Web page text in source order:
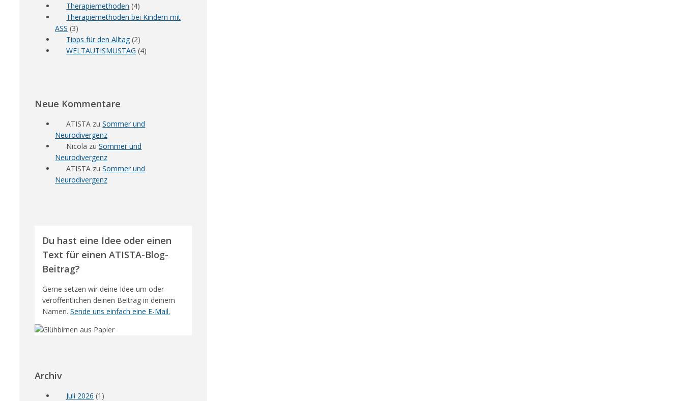
Therapiemethoden (4)
Therapiemethoden bei Kindern mit
ASS (3)
Tipps für den Alltag (2)
WELTAUTISMUSTAG (4)
Neue Kommentare
ATISTA zuSommer und
Neurodivergenz
Nicola zuSommer und
Neurodivergenz
ATISTA zuSommer und
Neurodivergenz
Du hast eine Idee oder einen
Text für einen ATISTA-Blog-
Beitrag?
Gerne setzen wir deine Idee um oder
veröffentlichen deinen Beitrag in deinem
Namen. Sende uns einfach eine E-Mail.
Archiv
Juli 2026 (1)